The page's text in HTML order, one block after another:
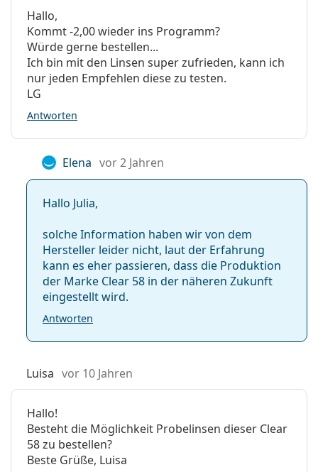
MHD:
Handhabung:
Tag- und Nachtlinsen:
Nein
Vorderseite:
Hersteller:
Weiteres
Kategorie:
Monatslinsen
Kontaktlinsen
Hallo,
Kommt -2,00 wieder ins Programm?
Würde gerne bestellen...
Ich bin mit den Linsen super zufrieden, kann ich
nur jeden Empfehlen diese zu testen.
LG
Antworten
Elena vor 2 Jahren
Hallo Julia,
solche Information haben wir von dem
Hersteller leider nicht, laut der Erfahrung
kann es eher passieren, dass die Produktion
der Marke Clear 58 in der näheren Zukunft
eingestellt wird.
Antworten
Luisa vor 10 Jahren
Hallo!
Besteht die Möglichkeit Probelinsen dieser Clear
58 zu bestellen?
Beste Grüße, Luisa